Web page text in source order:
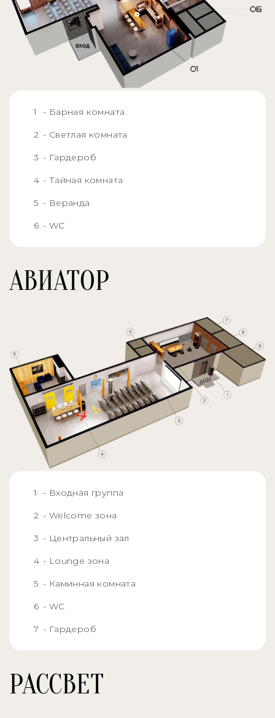
- Барная комната
- Светлая комната
- Гардероб
- Тайная комната
- Веранда
- WC
АВИАТОР
- Входная группа
- Welcome зона
- Центральный зал
- Lounge зона
- Каминная комната
- WC
- Гардероб
РАССВЕТ